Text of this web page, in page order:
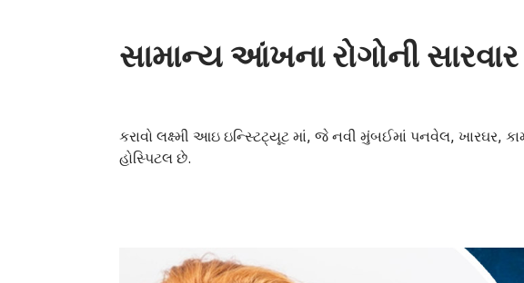
સામાન્ય આંખના રોગોની
કરાવો લક્ષ્મી આઇ ઇન્સ્ટિટ્યૂટ માં, જે નવી મુંબઈમાં પનવેલ, ખારઘર,
હોસ્પિટલ છે.